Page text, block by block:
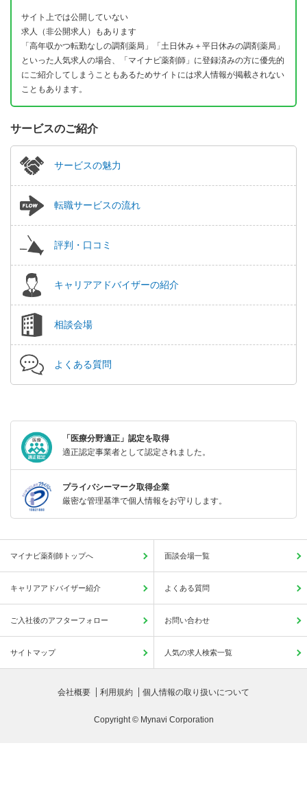
サイト上では公開していない
求人（非公開求人）もあります
「高年収かつ転勤なしの調剤薬局」「土日休み＋平日休みの調剤薬局」
といった人気求人の場合、「マイナビ薬剤師」に登録済みの方に優先的
にご紹介してしまうこともあるためサイトには求人情報が掲載されない
こともあります。
サービスのご紹介
サービスの魅力
転職サービスの流れ
評判・口コミ
キャリアアドバイザーの紹介
相談会場
よくある質問
「医療分野適正」認定を取得
適正認定事業者として認定されました。
プライバシーマーク取得企業
厳密な管理基準で個人情報をお守りします。
マイナビ薬剤師トップへ 面談会場一覧
キャリアアドバイザー紹介 よくある質問
ご入社後のアフターフォロー お問い合わせ
サイトマップ 人気の求人検索一覧
会社概要 利用規約 個人情報の取り扱いについて
Copyright © Mynavi Corporation